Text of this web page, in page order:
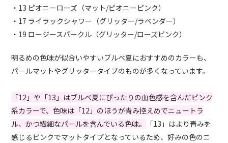
・13 ピオニーローズ（マット/ピオニーピンク）
・17 ライラックシャワー（グリッター/ラベンダー）
・19 ロージースパークル（グリッター/ローズピンク）
明るめの色味が似合いやすいブルベ夏におすすめのカラーも、
パールマットやグリッタータイプのものが多くなっています。
「12」や「13」はブルベ夏にぴったりの血色感を含んだピンク
系カラーで、色味は「12」のほうが青み控えめでニュートラ
ル、かつ繊細なパールを含んでいる色味。
「13」はより青みを
感じるピンクでマットタイプとなっているため、好みの色のニ